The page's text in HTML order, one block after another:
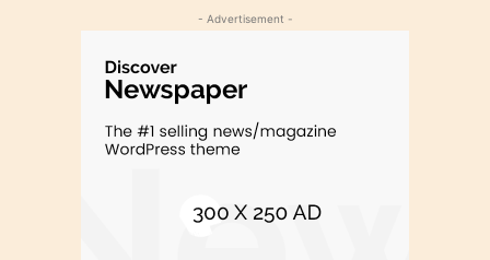
- Advertisement -